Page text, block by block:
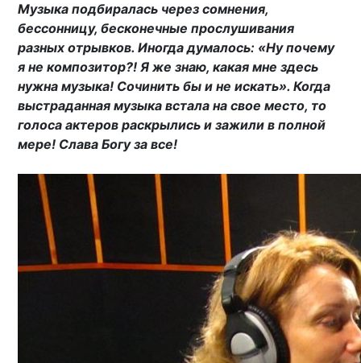
Музыка подбиралась через сомнения,
бессонницу, бесконечные прослушивания
разных отрывков. Иногда думалось: «Ну почему
я не композитор?! Я же знаю, какая мне здесь
нужна музыка! Сочинить бы и не искать». Когда
выстраданная музыка встала на свое место, то
голоса актеров раскрылись и зажили в полной
мере! Слава Богу за все!